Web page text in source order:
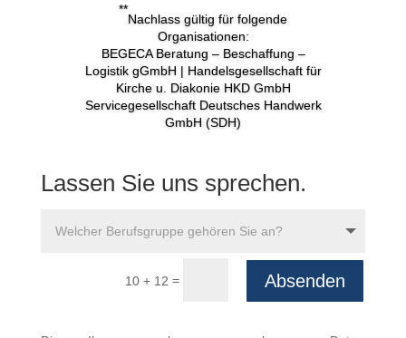
**
Nachlass gültig für folgende
Organisationen:
BEGECA Beratung – Beschaffung –
Logistik gGmbH | Handelsgesellschaft für
Kirche u. Diakonie HKD GmbH
Servicegesellschaft Deutsches Handwerk
GmbH (SDH)
Lassen Sie uns sprechen.
10 + 12 = Absenden